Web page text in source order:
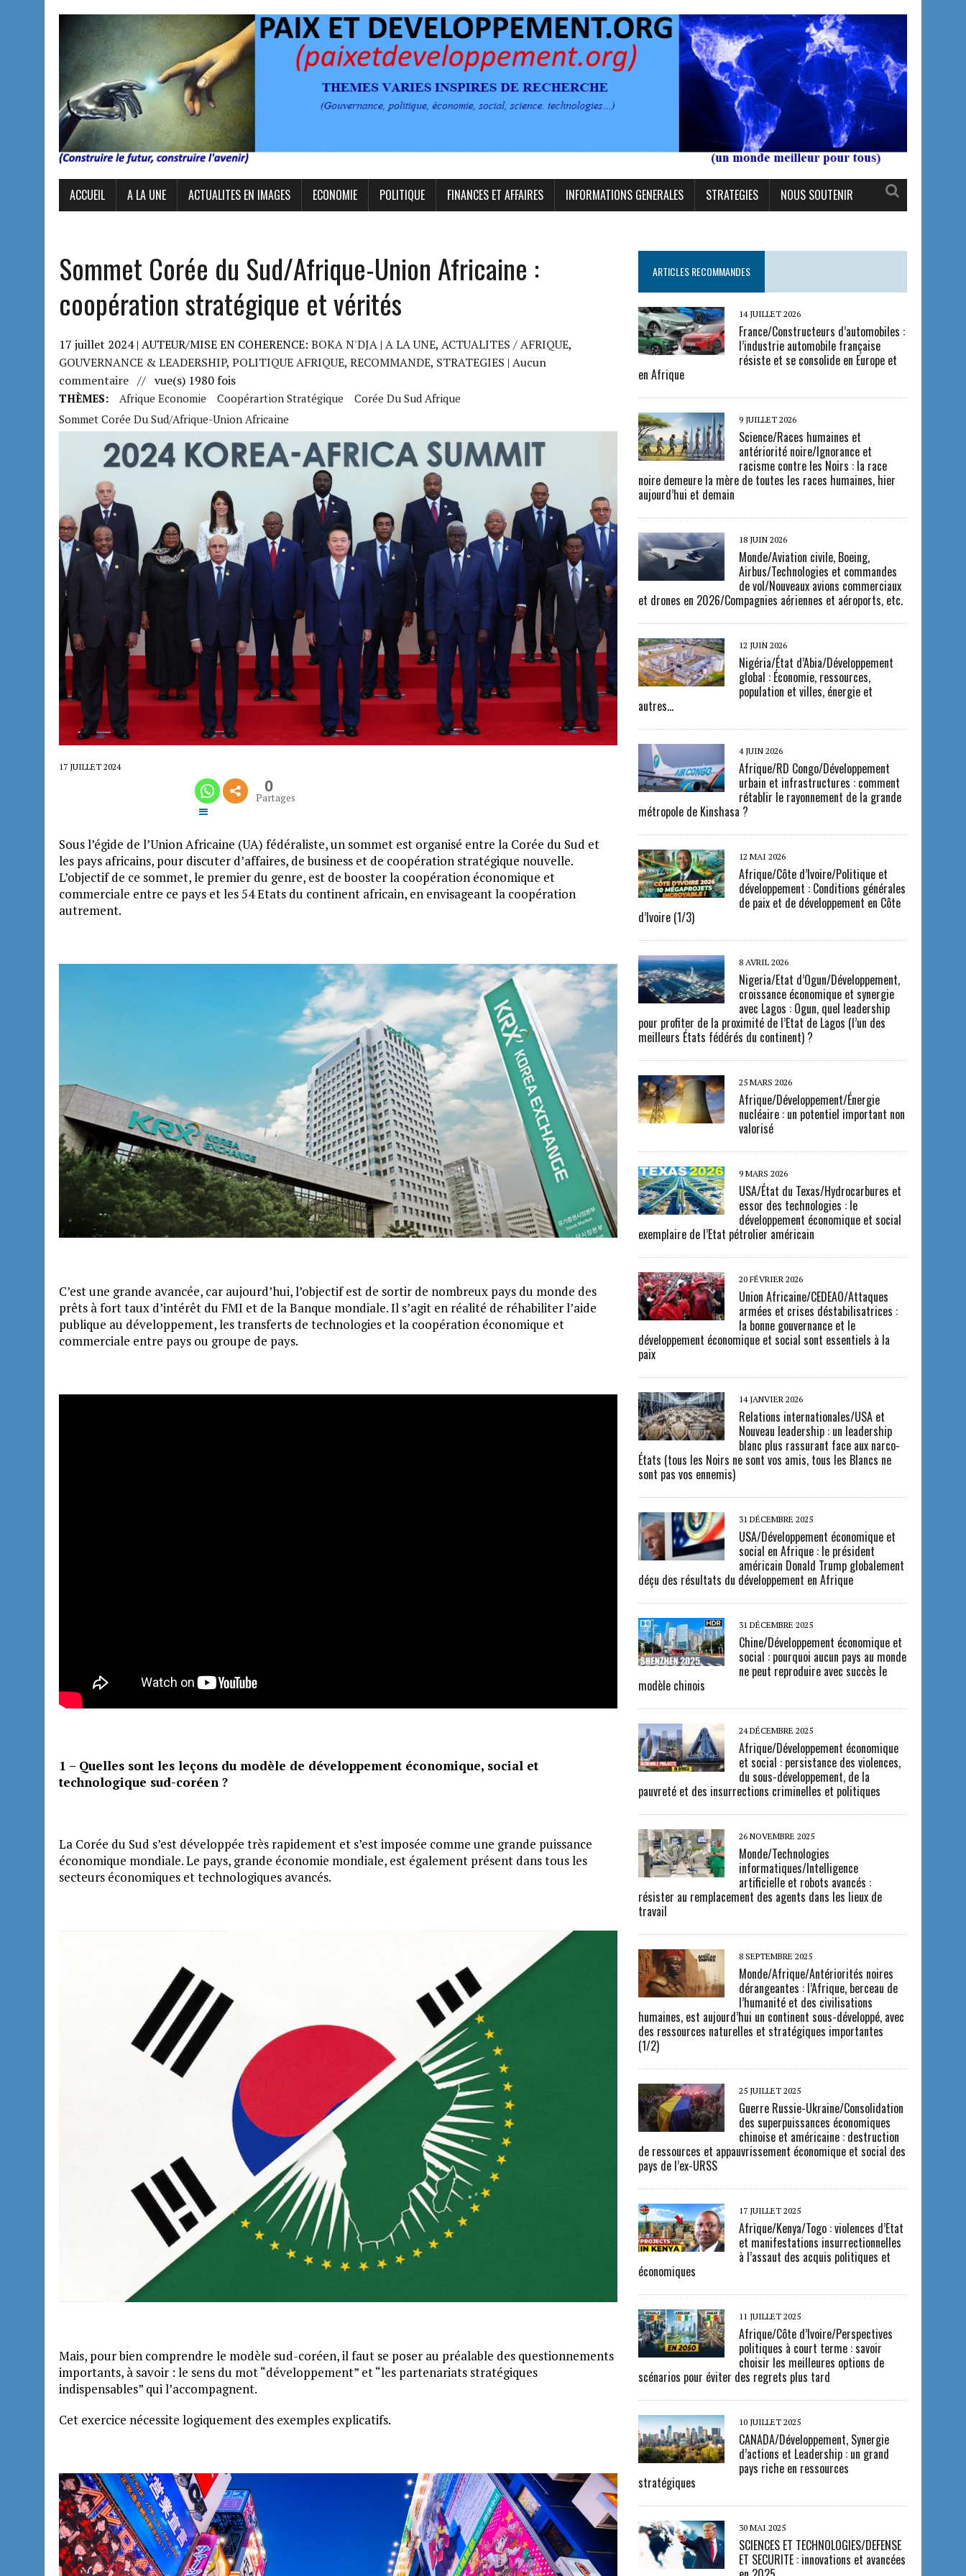
ACCUEIL A LA UNE ACTUALITES EN IMAGES ECONOMIE POLITIQUE FINANCES ET AFFAIRES INFORMATIONS GENERALES STRATEGIES NOUS SOUTENIR
Sommet Corée du Sud/Afrique-Union Africaine :
coopération stratégique et vérités
17 juillet 2024 | AUTEUR/MISE EN COHERENCE: BOKA N'DJA | A LA UNE, ACTUALITES / AFRIQUE,
GOUVERNANCE & LEADERSHIP, POLITIQUE AFRIQUE, RECOMMANDE, STRATEGIES | Aucun
commentaire // vue(s) 1980 fois
THÈMES: Afrique Economie Coopérartion Stratégique
Corée Du Sud Afrique
Sommet Corée Du Sud/Afrique-Union Africaine
17 JUILLET 2024
0
Partages
Sous l’égide de l’Union Africaine (UA) fédéraliste, un sommet est organisé entre la Corée du Sud et
les pays africains, pour discuter d’affaires, de business et de coopération stratégique nouvelle.
L’objectif de ce sommet, le premier du genre, est de booster la coopération économique et
commerciale entre ce pays et les 54 Etats du continent africain, en envisageant la coopération
autrement.
C’est une grande avancée, car aujourd’hui, l’objectif est de sortir de nombreux pays du monde des
prêts à fort taux d’intérêt du FMI et de la Banque mondiale. Il s’agit en réalité de réhabiliter l’aide
publique au développement, les transferts de technologies et la coopération économique et
commerciale entre pays ou groupe de pays.
1 – Quelles sont les leçons du modèle de développement économique, social et
technologique sud-coréen ?
La Corée du Sud s’est développée très rapidement et s’est imposée comme une grande puissance
économique mondiale. Le pays, grande économie mondiale, est également présent dans tous les
secteurs économiques et technologiques avancés.
Mais, pour bien comprendre le modèle sud-coréen, il faut se poser au préalable des questionnements
importants, à savoir : le sens du mot “développement” et “les partenariats stratégiques
indispensables” qui l’accompagnent.
Cet exercice nécessite logiquement des exemples explicatifs.
ARTICLES RECOMMANDES
14 JUILLET 2026
France/Constructeurs d’automobiles :
l’industrie automobile française
résiste et se consolide en Europe et
en Afrique
9 JUILLET 2026
Science/Races humaines et
antériorité noire/Ignorance et
racisme contre les Noirs : la race
noire demeure la mère de toutes les races humaines, hier
aujourd’hui et demain
18 JUIN 2026
Monde/Aviation civile, Boeing,
Airbus/Technologies et commandes
de vol/Nouveaux avions commerciaux
et drones en 2026/Compagnies aériennes et aéroports, etc.
12 JUIN 2026
Nigéria/État d’Abia/Développement
global : Économie, ressources,
population et villes, énergie et
autres…
4 JUIN 2026
Afrique/RD Congo/Développement
urbain et infrastructures : comment
rétablir le rayonnement de la grande
métropole de Kinshasa ?
12 MAI 2026
Afrique/Côte d’Ivoire/Politique et
développement : Conditions générales
de paix et de développement en Côte
d’Ivoire (1/3)
8 AVRIL 2026
Nigeria/Etat d’Ogun/Développement,
croissance économique et synergie
avec Lagos : Ogun, quel leadership
pour profiter de la proximité de l’Etat de Lagos (l’un des
meilleurs États fédérés du continent) ?
25 MARS 2026
Afrique/Développement/Énergie
nucléaire : un potentiel important non
valorisé
9 MARS 2026
USA/État du Texas/Hydrocarbures et
essor des technologies : le
développement économique et social
exemplaire de l’Etat pétrolier américain
20 FÉVRIER 2026
Union Africaine/CEDEAO/Attaques
armées et crises déstabilisatrices :
la bonne gouvernance et le
développement économique et social sont essentiels à la
paix
14 JANVIER 2026
Relations internationales/USA et
Nouveau leadership : un leadership
blanc plus rassurant face aux narco-
États (tous les Noirs ne sont vos amis, tous les Blancs ne
sont pas vos ennemis)
31 DÉCEMBRE 2025
USA/Développement économique et
social en Afrique : le président
américain Donald Trump globalement
déçu des résultats du développement en Afrique
31 DÉCEMBRE 2025
Chine/Développement économique et
social : pourquoi aucun pays au monde
ne peut reproduire avec succès le
modèle chinois
24 DÉCEMBRE 2025
Afrique/Développement économique
et social : persistance des violences,
du sous-développement, de la
pauvreté et des insurrections criminelles et politiques
26 NOVEMBRE 2025
Monde/Technologies
informatiques/Intelligence
artificielle et robots avancés :
résister au remplacement des agents dans les lieux de
travail
8 SEPTEMBRE 2025
Monde/Afrique/Antériorités noires
dérangeantes : l’Afrique, berceau de
l’humanité et des civilisations
humaines, est aujourd’hui un continent sous-développé, avec
des ressources naturelles et stratégiques importantes
(1/2)
25 JUILLET 2025
Guerre Russie-Ukraine/Consolidation
des superpuissances économiques
chinoise et américaine : destruction
de ressources et appauvrissement économique et social des
pays de l’ex-URSS
17 JUILLET 2025
Afrique/Kenya/Togo : violences d’Etat
et manifestations insurrectionnelles
à l’assaut des acquis politiques et
économiques
11 JUILLET 2025
Afrique/Côte d’Ivoire/Perspectives
politiques à court terme : savoir
choisir les meilleures options de
scénarios pour éviter des regrets plus tard
10 JUILLET 2025
CANADA/Développement, Synergie
d’actions et Leadership : un grand
pays riche en ressources
stratégiques
30 MAI 2025
SCIENCES ET TECHNOLOGIES/DEFENSE
ET SECURITE : innovations et avancées